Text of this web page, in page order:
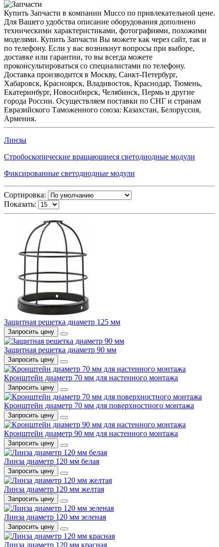
Купить Запчасти в компании Mucco по привлекательной цене.
Для Вашего удобства описание оборудования дополнено
техническими характеристиками, фотографиями, похожими
моделями. Купить Запчасти Вы можете как через сайт, так и
по телефону. Если у вас возникнут вопросы при выборе,
доставке или гарантии, то вы всегда можете
проконсультироваться со специалистами по телефону.
Доставка производится в Москву, Санкт-Петербург,
Хабаровск, Красноярск, Владивосток, Краснодар, Тюмень,
Екатеринбург, Новосибирск, Челябинск, Пермь и другие
города России. Осуществляем поставки по СНГ и странам
Евразийского Таможенного союза: Казахстан, Белоруссия,
Армения.
Линзы
Стробоскопические вращающиеся светодиодные модули
Фиксированные светодиодные модули
Сортировка:
Показать:
Защитная решетка диаметр 125 мм
Запросить цену
Защитная решетка диаметр 90 мм
Запросить цену
Кронштейн диаметр 70 мм для настенного монтажа
Запросить цену
Кронштейн диаметр 70 мм для поверхностного монтажа
Запросить цену
Кронштейн диаметр 90 мм для настенного монтажа
Запросить цену
Линза диаметр 120 мм белая
Запросить цену
Линза диаметр 120 мм желтая
Запросить цену
Линза диаметр 120 мм зеленая
Запросить цену
Линза диаметр 120 мм красная